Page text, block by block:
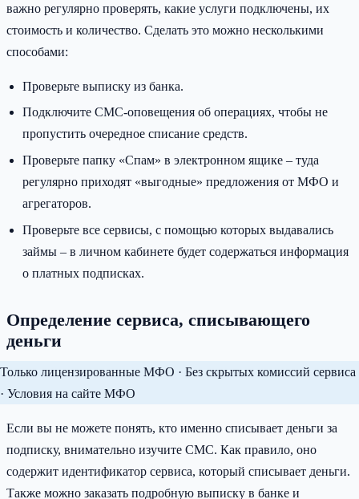
важно регулярно проверять, какие услуги подключены, их
стоимость и количество. Сделать это можно несколькими
способами:
Проверьте выписку из банка.
Подключите СМС-оповещения об операциях, чтобы не
пропустить очередное списание средств.
Проверьте папку «Спам» в электронном ящике – туда
регулярно приходят «выгодные» предложения от МФО и
агрегаторов.
Проверьте все сервисы, с помощью которых выдавались
займы – в личном кабинете будет содержаться информация
о платных подписках.
Определение сервиса, списывающего
деньги
Только лицензированные МФО · Без скрытых комиссий сервиса
· Условия на сайте МФО
Если вы не можете понять, кто именно списывает деньги за
подписку, внимательно изучите СМС. Как правило, оно
содержит идентификатор сервиса, который списывает деньги.
Также можно заказать подробную выписку в банке и